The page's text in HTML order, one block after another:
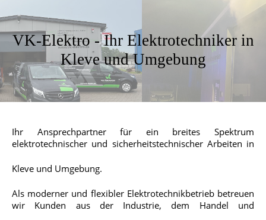
VK-Elektro - Ihr Elektrotechniker in
Kleve und Umgebung
Ihr Ansprechpartner für ein breites Spektrum
elektrotechnischer und sicherheitstechnischer Arbeiten in
Kleve und Umgebung.
Als moderner und flexibler Elektrotechnikbetrieb betreuen
wir Kunden aus der Industrie, dem Handel und